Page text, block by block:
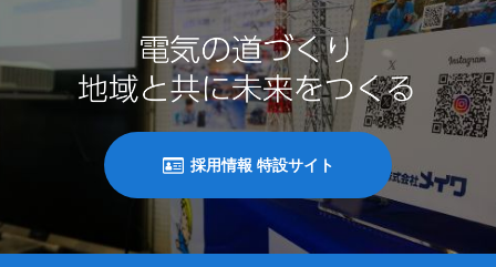
採用情報 特設サイト